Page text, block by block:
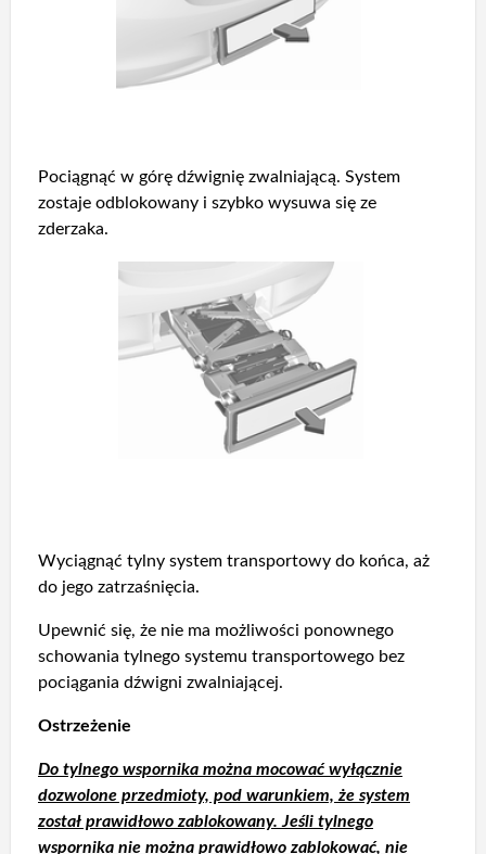
Pociągnąć w górę dźwignię zwalniającą. System
zostaje odblokowany i szybko wysuwa się ze
zderzaka.
Wyciągnąć tylny system transportowy do końca, aż
do jego zatrzaśnięcia.
Upewnić się, że nie ma możliwości ponownego
schowania tylnego systemu transportowego bez
pociągania dźwigni zwalniającej.
Ostrzeżenie
Do tylnego wspornika można mocować wyłącznie
dozwolone przedmioty, pod warunkiem, że system
został prawidłowo zablokowany. Jeśli tylnego
wspornika nie można prawidłowo zablokować, nie